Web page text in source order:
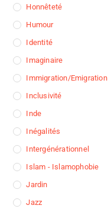
Honnêteté
Humour
Identité
Imaginaire
Immigration/Emigration
Inclusivité
Inde
Inégalités
Intergénérationnel
Islam - Islamophobie
Jardin
Jazz